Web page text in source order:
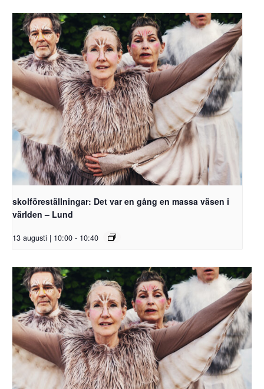
skolföreställningar: Det var en gång en massa väsen i
världen – Lund
13 augusti | 10:00 - 10:40